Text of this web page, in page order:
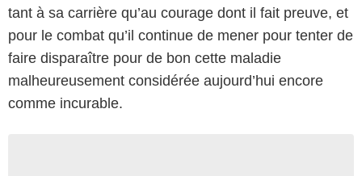
tant à sa carrière qu’au courage dont il fait preuve, et
pour le combat qu’il continue de mener pour tenter de
faire disparaître pour de bon cette maladie
malheureusement considérée aujourd’hui encore
comme incurable.